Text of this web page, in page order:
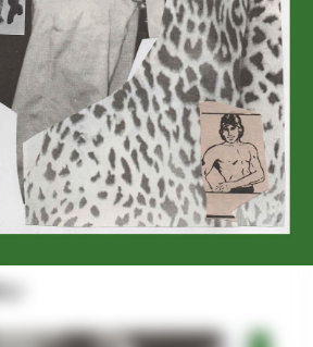
PROGRAMMA
(BE) + DJ Het Effect